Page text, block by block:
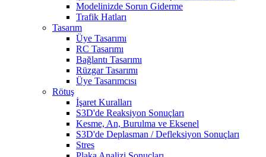
Modelinizde Sorun Giderme
Trafik Hatları
Tasarım
Üye Tasarımı
RC Tasarımı
Bağlantı Tasarımı
Rüzgar Tasarımı
Üye Tasarımcısı
Rötuş
İşaret Kuralları
S3D'de Reaksiyon Sonuçları
Kesme, An, Burulma ve Eksenel
S3D'de Deplasman / Defleksiyon Sonuçları
Stres